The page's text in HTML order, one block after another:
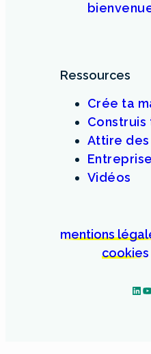
Ressources
Crée ta
Construis
Attire
Entreprise
Vidéos
mentions
cookies